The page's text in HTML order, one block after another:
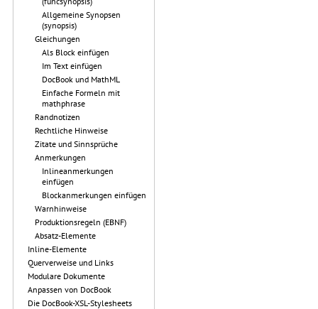
Allgemeine Synopsen
(synopsis)
Gleichungen
Als Block einfügen
Im Text einfügen
DocBook und MathML
Einfache Formeln mit
mathphrase
Randnotizen
Rechtliche Hinweise
Zitate und Sinnsprüche
Anmerkungen
Inlineanmerkungen
einfügen
Blockanmerkungen einfügen
Warnhinweise
Produktionsregeln (EBNF)
Absatz-Elemente
Inline-Elemente
Querverweise und Links
Modulare Dokumente
Anpassen von DocBook
Die DocBook-XSL-Stylesheets